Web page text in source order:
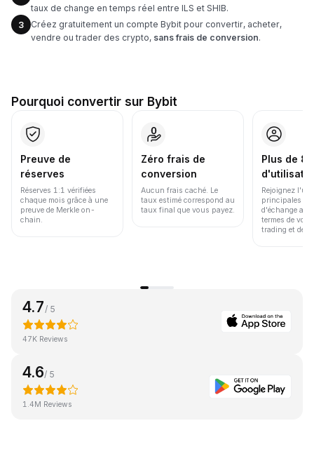
taux de change en temps réel entre ILS et SHIB.
3
Créez gratuitement un compte Bybit pour convertir, acheter,
vendre ou trader des crypto, sans frais de conversion.
Pourquoi convertir sur Bybit
Preuve de
réserves
Réserves 1:1 vérifiées
chaque mois grâce à une
preuve de Merkle on-
chain.
Zéro frais de
conversion
Aucun frais caché. Le
taux estimé correspond au
taux final que vous payez.
Plus de
Rejoignez
principales
d'échange au
termes de
trading et de
4.7 / 5
47K Reviews
4.6/ 5
1.4M Reviews